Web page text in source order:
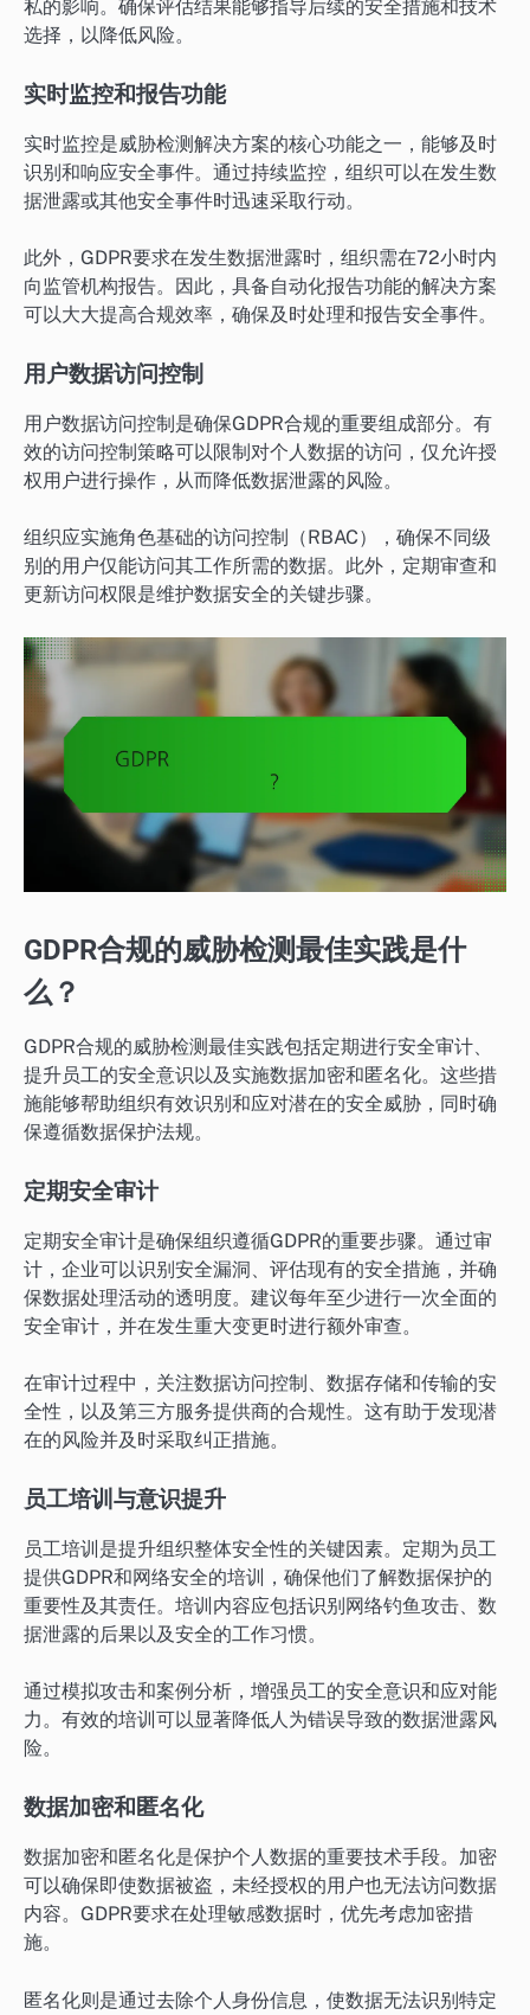
私的影响。确保评估结果能够指导后续的安全措施和技术
选择，以降低风险。
实时监控和报告功能
实时监控是威胁检测解决方案的核心功能之一，能够及时
识别和响应安全事件。通过持续监控，组织可以在发生数
据泄露或其他安全事件时迅速采取行动。
此外，GDPR要求在发生数据泄露时，组织需在72小时内
向监管机构报告。因此，具备自动化报告功能的解决方案
可以大大提高合规效率，确保及时处理和报告安全事件。
用户数据访问控制
用户数据访问控制是确保GDPR合规的重要组成部分。有
效的访问控制策略可以限制对个人数据的访问，仅允许授
权用户进行操作，从而降低数据泄露的风险。
组织应实施角色基础的访问控制（RBAC），确保不同级
别的用户仅能访问其工作所需的数据。此外，定期审查和
更新访问权限是维护数据安全的关键步骤。
GDPR合规的威胁检测最佳实践是什
么？
GDPR合规的威胁检测最佳实践包括定期进行安全审计、
提升员工的安全意识以及实施数据加密和匿名化。这些措
施能够帮助组织有效识别和应对潜在的安全威胁，同时确
保遵循数据保护法规。
定期安全审计
定期安全审计是确保组织遵循GDPR的重要步骤。通过审
计，企业可以识别安全漏洞、评估现有的安全措施，并确
保数据处理活动的透明度。建议每年至少进行一次全面的
安全审计，并在发生重大变更时进行额外审查。
在审计过程中，关注数据访问控制、数据存储和传输的安
全性，以及第三方服务提供商的合规性。这有助于发现潜
在的风险并及时采取纠正措施。
员工培训与意识提升
员工培训是提升组织整体安全性的关键因素。定期为员工
提供GDPR和网络安全的培训，确保他们了解数据保护的
重要性及其责任。培训内容应包括识别网络钓鱼攻击、数
据泄露的后果以及安全的工作习惯。
通过模拟攻击和案例分析，增强员工的安全意识和应对能
力。有效的培训可以显著降低人为错误导致的数据泄露风
险。
数据加密和匿名化
数据加密和匿名化是保护个人数据的重要技术手段。加密
可以确保即使数据被盗，未经授权的用户也无法访问数据
内容。GDPR要求在处理敏感数据时，优先考虑加密措
施。
匿名化则是通过去除个人身份信息，使数据无法识别特定